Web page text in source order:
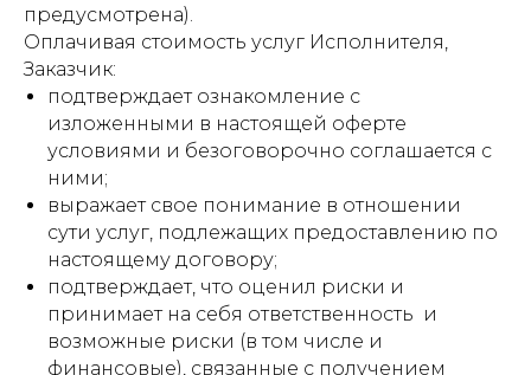
предусмотрена).
Оплачивая стоимость услуг Исполнителя,
Заказчик:
подтверждает ознакомление с
изложенными в настоящей оферте
условиями и безоговорочно соглашается с
ними;
выражает свое понимание в отношении
сути услуг, подлежащих предоставлению по
настоящему договору;
подтверждает, что оценил риски и
принимает на себя ответственность и
возможные риски (в том числе и
финансовые), связанные с получением